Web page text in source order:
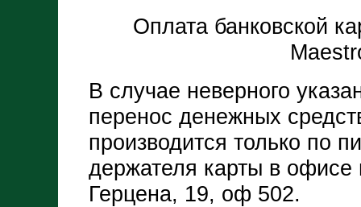
Оплата банковской
В случае неверного
перенос денежных
производится только по
держателя карты в офисе
Герцена, 19, оф 502.